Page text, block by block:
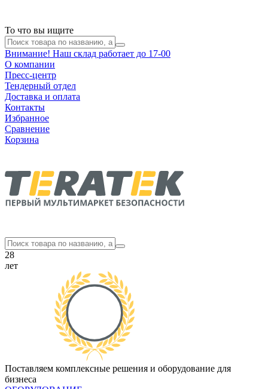
То что вы ищите
Внимание! Наш склад работает до 17-00
О компании
Пресс-центр
Тендерный отдел
Доставка и оплата
Контакты
Избранное
Сравнение
Корзина
28
лет
Поставляем комплексные решения и оборудование для
бизнеса